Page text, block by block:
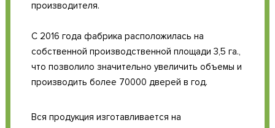
производителя.
С 2016 года фабрика расположилась на
собственной производственной площади 3,5 га.,
что позволило значительно увеличить объемы и
производить более 70000 дверей в год.
Вся продукция изготавливается на